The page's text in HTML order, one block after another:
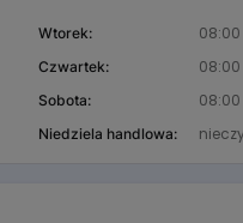
Wtorek: 08:00
Czwartek: 08:00
Sobota: 08:00
Niedziela handlowa: